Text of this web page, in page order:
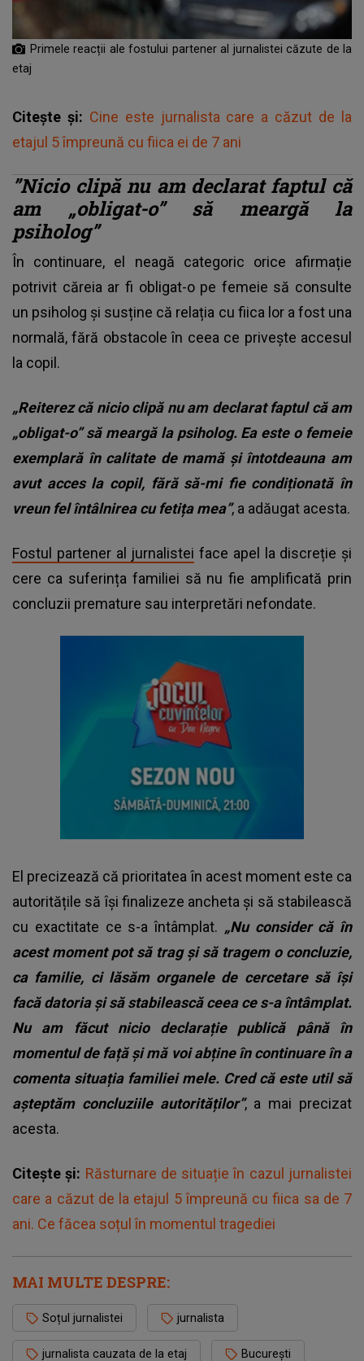
Primele reacții ale fostului partener al jurnalistei căzute de la
etaj
Citește și: Cine este jurnalista care a căzut de la
etajul 5 împreună cu fiica ei de 7 ani
”Nicio clipă nu am declarat faptul că
am „obligat-o” să meargă la
psiholog”
În continuare, el neagă categoric orice afirmație
potrivit căreia ar fi obligat-o pe femeie să consulte
un psiholog și susține că relația cu fiica lor a fost una
normală, fără obstacole în ceea ce privește accesul
la copil.
„Reiterez că nicio clipă nu am declarat faptul că am
„obligat-o” să meargă la psiholog. Ea este o femeie
exemplară în calitate de mamă și întotdeauna am
avut acces la copil, fără să-mi fie condiționată în
vreun fel întâlnirea cu fetița mea”, a adăugat acesta.
Fostul partener al jurnalistei face apel la discreție și
cere ca suferința familiei să nu fie amplificată prin
concluzii premature sau interpretări nefondate.
El precizează că prioritatea în acest moment este ca
autoritățile să își finalizeze ancheta și să stabilească
cu exactitate ce s-a întâmplat. „Nu consider că în
acest moment pot să trag și să tragem o concluzie,
ca familie, ci lăsăm organele de cercetare să își
facă datoria și să stabilească ceea ce s-a întâmplat.
Nu am făcut nicio declarație publică până în
momentul de față și mă voi abține în continuare în a
comenta situația familiei mele. Cred că este util să
așteptăm concluziile autorităților”, a mai precizat
acesta.
Citește și: Răsturnare de situație în cazul jurnalistei
care a căzut de la etajul 5 împreună cu fiica sa de 7
ani. Ce făcea soțul în momentul tragediei
MAI MULTE DESPRE:
Soțul jurnalistei jurnalista
jurnalista cauzata de la etaj București